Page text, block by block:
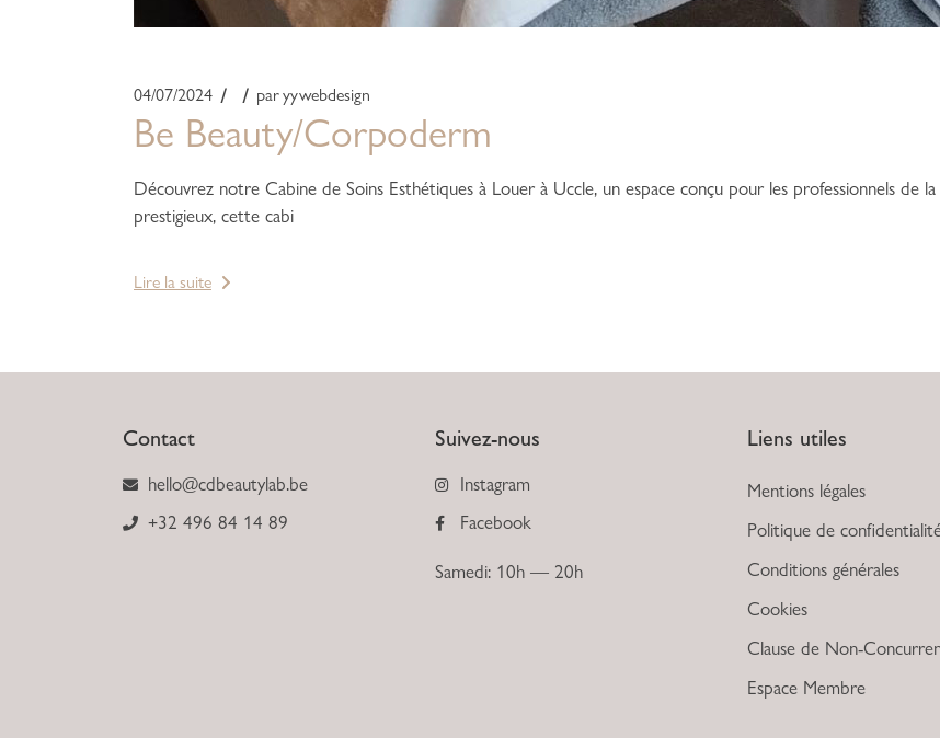
04/07/2024 paryywebdesign
Be Beauty/Corpoderm
Découvrez notre Cabine de Soins Esthétiques à Louer à Uccle, un espace conçu pour les professionnels de
prestigieux, cette cabi
Lire la suite
Contact
hello@cdbeautylab.be
+32 496 84 14 89
Suivez-nous
Instagram
Facebook
Samedi: 10h — 20h
Liens utiles
Mentions légales
Politique de
Conditions générales
Cookies
Clause de Non-
Espace Membre